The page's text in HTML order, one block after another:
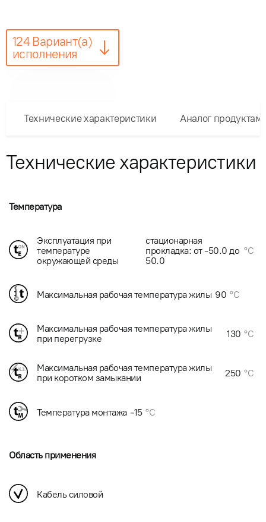
124 Вариант(а)
исполнения
Технические характеристики Аналог
Технические характеристики
Температура
Эксплуатация при
температуре
окружающей среды
стационарная
прокладка: от -50.0 до
50.0
°C
Максимальная рабочая температура жилы 90 °C
Максимальная рабочая температура жилы
при перегрузке
130 °C
Максимальная рабочая температура жилы
при коротком замыкании
250 °C
Температура монтажа -15 °C
Область применения
Кабель силовой